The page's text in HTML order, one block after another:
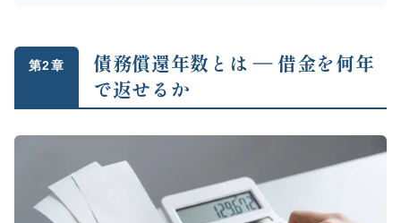
第2章
債務償還年数とは ― 借金を何年
で返せるか